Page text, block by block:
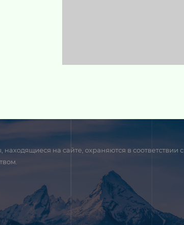
находящиеся на сайте, охраняются в соответствии с